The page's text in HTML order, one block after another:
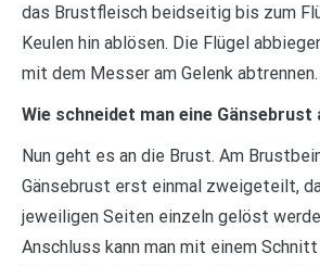
das Brustfleisch beidseitig bis zum
Keulen hin ablösen. Die Flügel
mit dem Messer am Gelenk abtrennen.
Wie schneidet man eine Gänsebrust
Nun geht es an die Brust. Am
Gänsebrust erst einmal zweigeteilt,
jeweiligen Seiten einzeln gelöst
Anschluss kann man mit einem